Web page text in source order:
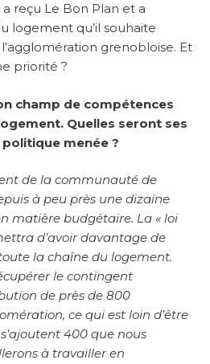
reçu Le Bon Plan et a
logement qu’il souhaite
grenobloise. Et
priorité ?
champ de compétences
Quelles seront ses
menée ?
de la communauté de
à peu près une dizaine
matière budgétaire. La « loi
d’avoir davantage de
la chaîne du logement.
le contingent
de près de 800
ce qui est loin d’être
400 que nous
à travailler en